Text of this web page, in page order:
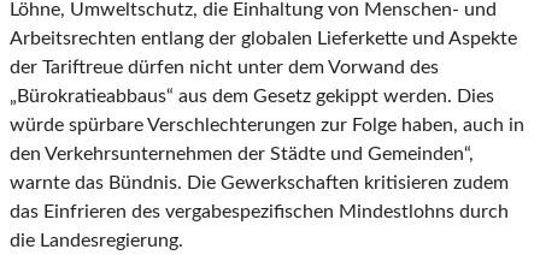
Löhne, Umweltschutz, die Einhaltung von Menschen- und
Arbeitsrechten entlang der globalen Lieferkette und Aspekte
der Tariftreue dürfen nicht unter dem Vorwand des
„Bürokratieabbaus“ aus dem Gesetz gekippt werden. Dies
würde spürbare Verschlechterungen zur Folge haben, auch in
den Verkehrsunternehmen der Städte und Gemeinden“,
warnte das Bündnis. Die Gewerkschaften kritisieren zudem
das Einfrieren des vergabespezifischen Mindestlohns durch
die Landesregierung.